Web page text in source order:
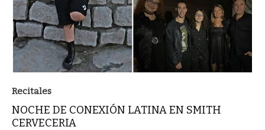
Recitales
NOCHE DE CONEXIÓN LATINA EN SMITH
CERVECERIA